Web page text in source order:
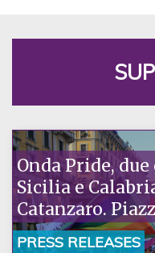
Onda Pride,
Sicilia e
Catanzaro.
la nostra
PRESS RELEASES